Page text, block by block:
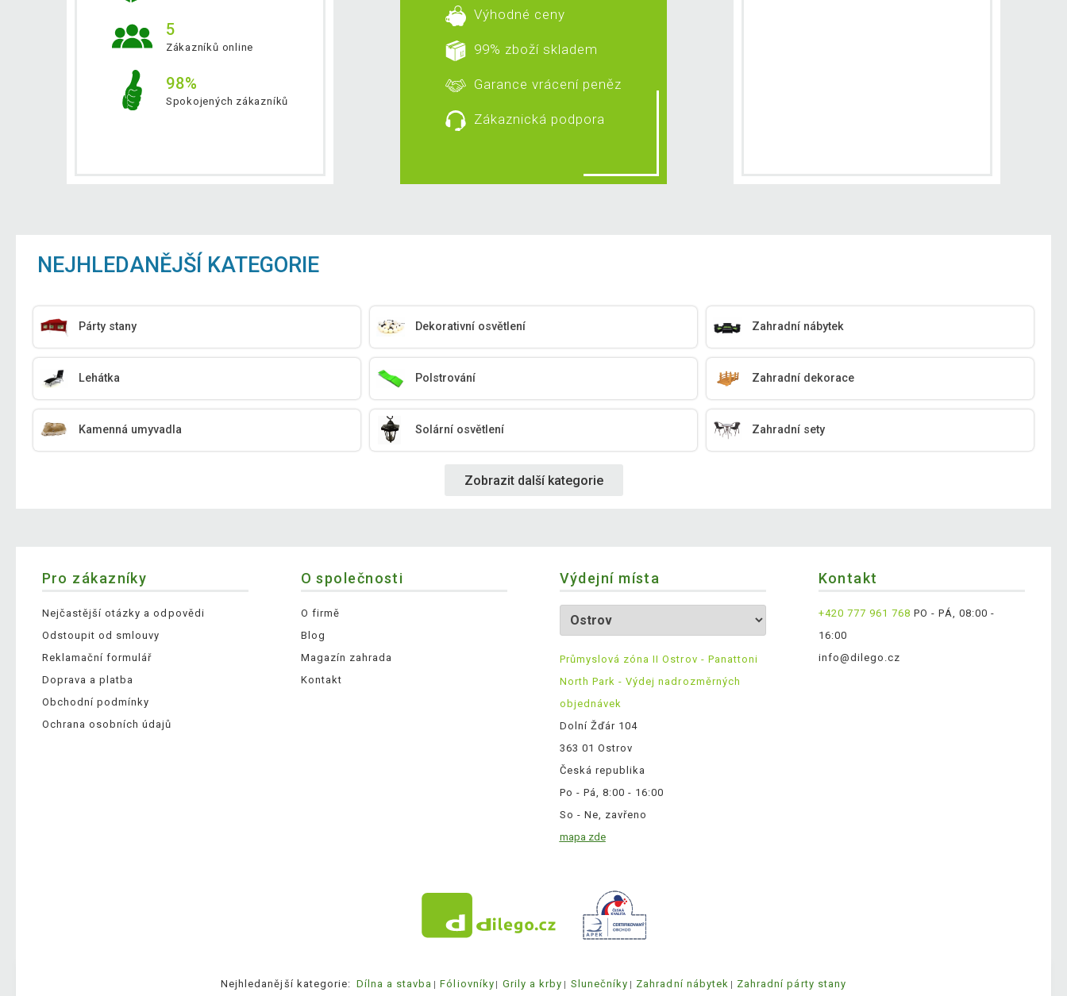
5
Zákazníků online
98%
Spokojených zákazníků
Výhodné ceny
99% zboží skladem
Garance vrácení peněz
Zákaznická podpora
NEJHLEDANĚJŠÍ KATEGORIE
Párty stany Dekorativní osvětlení Zahradní nábytek
Lehátka Polstrování Zahradní dekorace
Kamenná umyvadla Solární osvětlení Zahradní sety
Zobrazit další kategorie
Pro zákazníky
Nejčastější otázky a odpovědi
Odstoupit od smlouvy
Reklamační formulář
Doprava a platba
Obchodní podmínky
Ochrana osobních údajů
O společnosti
O firmě
Blog
Magazín zahrada
Kontakt
Výdejní místa
Průmyslová zóna II Ostrov - Panattoni
North Park - Výdej nadrozměrných
objednávek
Dolní Žďár 104
363 01 Ostrov
Česká republika
Po - Pá, 8:00 - 16:00
So - Ne, zavřeno
mapa zde
Kontakt
+420 777 961 768 PO - PÁ, 08:00 -
16:00
info@dilego.cz
Nejhledanější kategorie: Dílna a stavba Fóliovníky Grily a krby Slunečníky Zahradní nábytek Zahradní párty stany